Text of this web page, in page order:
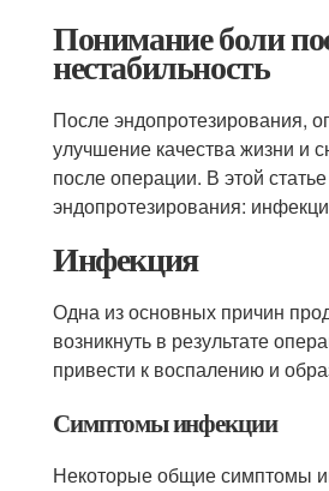
Понимание боли
нестабильность
После эндопротезирования,
улучшение качества жизни и
после операции. В этой
эндопротезирования:
Инфекция
Одна из основных причин
возникнуть в результате
привести к воспалению и
Симптомы инфекции
Некоторые общие симптомы